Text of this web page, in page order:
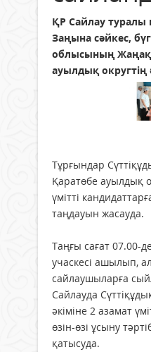
ҚР Сайлау туралы
Заңына сәйкес,
облысының
ауылдық округтің
Тұрғындар
Қаратөбе ауылдық
үмітті
таңдауын жасауда.
Таңғы сағат 07.00-
учаскесі ашылып,
сайлаушыларға
Сайлауда
әкіміне 2 азамат
өзін-өзі ұсыну
қатысуда.